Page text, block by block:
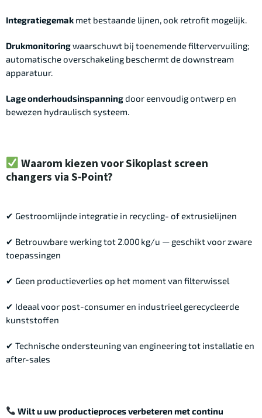
Integratiegemak met bestaande lijnen, ook retrofit mogelijk.
Drukmonitoringwaarschuwt bij toenemende filtervervuiling;
automatische overschakeling beschermt de downstream
apparatuur.
Lage onderhoudsinspanningdoor eenvoudig ontwerp en
bewezen hydraulisch systeem.
Waarom kiezen voor Sikoplast screen
changers via S‑Point?
✔ Gestroomlijnde integratie in recycling- of extrusielijnen
✔ Betrouwbare werking tot 2.000 kg/u — geschikt voor zware
toepassingen
✔ Geen productieverlies op het moment van filterwissel
✔ Ideaal voor post-consumer en industrieel gerecycleerde
kunststoffen
✔ Technische ondersteuning van engineering tot installatie en
after-sales
Wilt u uw productieproces verbeteren met continu